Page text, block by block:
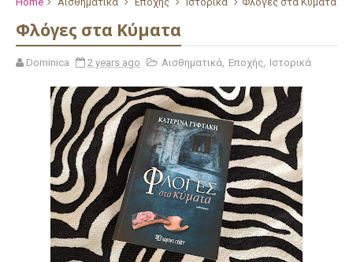
Φλόγες στα Κύματα
Dominica 2 years ago Αισθηματικά, Εποχής, Ιστορικά